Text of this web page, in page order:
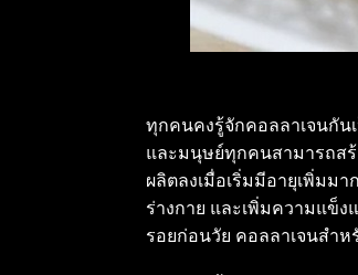
ทุกคนคงรู้จักคอลลาเจนกัน
และมนุษย์ทุกคนสามารถส
ผลิตลงเมื่อเริ่มมีอายุเพิ่มม
ร่างกาย และเพิ่มความแข็ง
รอยก่อนวัย คอลลาเจนสำ